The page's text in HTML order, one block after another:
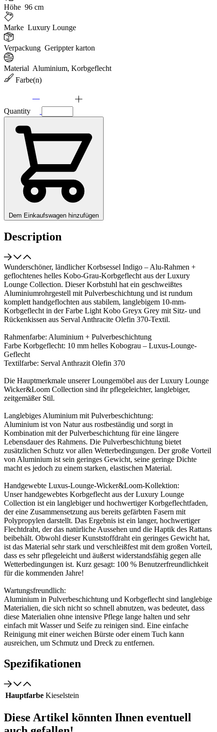
Höhe 96 cm
Marke Luxury Lounge
Verpackung Gerippter karton
Material Aluminium, Korbgeflecht
Farbe(n)
Quantity
Dem Einkaufswagen hinzufügen
Description
Wunderschöner, ländlicher Korbsessel Indigo – Alu-Rahmen +
geflochtenes helles Kobo-Grau-Korbgeflecht aus der Luxury
Lounge Collection. Dieser Korbstuhl hat ein geschweißtes
Aluminiumrohrgestell mit Pulverbeschichtung und ist rundum
komplett handgeflochten aus stabilem, langlebigem 10-mm-
Korbgeflecht in der Farbe Light Kobo Greyx Grey mit Sitz- und
Rückenkissen aus Serval Anthracite Olefin 370-Textil.
Rahmenfarbe: Aluminium + Pulverbeschichtung
Farbe Korbgeflecht: 10 mm helles Kobograu – Luxus-Lounge-
Geflecht
Textilfarbe: Serval Anthrazit Olefin 370
Die Hauptmerkmale unserer Loungemöbel aus der Luxury Lounge
Wicker&Loom Collection sind ihr pflegeleichter, langlebiger,
zeitgemäßer Stil.
Langlebiges Aluminium mit Pulverbeschichtung:
Aluminium ist von Natur aus rostbeständig und sorgt in
Kombination mit der Pulverbeschichtung für eine längere
Lebensdauer des Rahmens. Die Pulverbeschichtung bietet
zusätzlichen Schutz vor allen Wetterbedingungen. Der große Vorteil
von Aluminium ist sein geringes Gewicht, seine geringe Dichte
macht es jedoch zu einem starken, elastischen Material.
Handgewebte Luxus-Lounge-Wicker&Loom-Kollektion:
Unser handgewebtes Korbgeflecht aus der Luxury Lounge
Collection ist ein langlebiger und hochwertiger Korbgeflechtfaden,
der eine Zusammensetzung aus bereits gefärbten Fasern mit
Polypropylen darstellt. Das Ergebnis ist ein langer, hochwertiger
Flechtdraht, der das natürliche Aussehen und die Haptik des Rattans
beibehält. Obwohl dieser Kunststoffdraht ein geringes Gewicht hat,
ist das Material sehr stark und verschleißfest mit dem großen Vorteil,
dass es sehr pflegeleicht und äußerst widerstandsfähig gegen alle
Wetterbedingungen ist. Kurz gesagt: 100 % Benutzerfreundlichkeit
für die kommenden Jahre!
Wartungsfreundlich:
Aluminium in Pulverbeschichtung und Korbgeflecht sind langlebige
Materialien, die sich nicht so schnell abnutzen, was bedeutet, dass
diese Materialien ohne intensive Pflege lange halten und sehr
einfach mit Wasser und Seife zu reinigen sind. Eine einfache
Reinigung mit einer weichen Bürste oder einem Tuch kann
ausreichen, um Schmutz und Dreck zu entfernen.
Spezifikationen
Hauptfarbe Kieselstein
Diese Artikel könnten Ihnen eventuell